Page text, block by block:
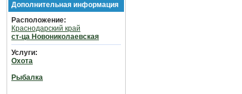
Дополнительная информация
Расположение:
Краснодарский край
ст-ца Новониколаевская
Услуги:
Охота
Рыбалка